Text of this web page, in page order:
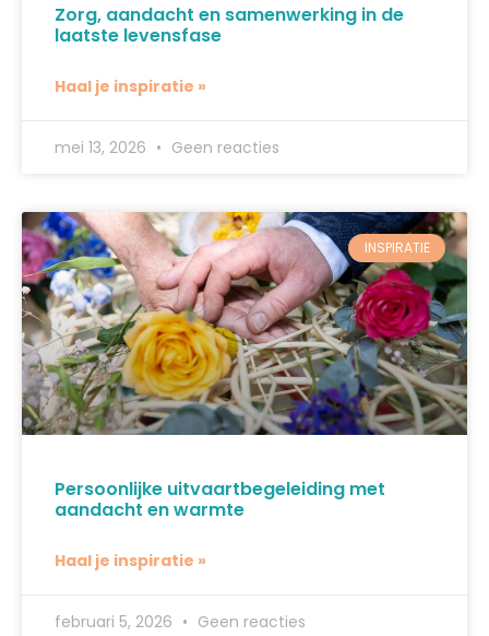
Zorg, aandacht en samenwerking in de
laatste levensfase
Haal je inspiratie »
mei 13, 2026 Geen reacties
INSPIRATIE
Persoonlijke uitvaartbegeleiding met
aandacht en warmte
Haal je inspiratie »
februari 5, 2026 Geen reacties